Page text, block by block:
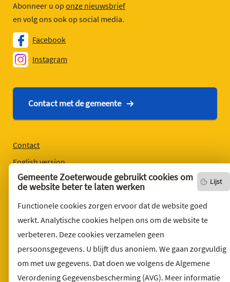
Lijst
Gemeente Zoeterwoude gebruikt cookies om
de website beter te laten werken
Functionele cookies zorgen ervoor dat de website goed
werkt. Analytische cookies helpen ons om de website te
verbeteren. Deze cookies verzamelen geen
persoonsgegevens. U blijft dus anoniem. We gaan zorgvuldig
om met uw gegevens. Dat doen we volgens de Algemene
Verordening Gegevensbescherming (AVG). Meer informatie
Abonneer u op onze nieuwsbrief
en volg ons ook op social media.
Facebook
Instagram
Contact met de gemeente
Contact
English version
Privacyverklaring
Toegankelijkheid
Klacht indienen
Archief